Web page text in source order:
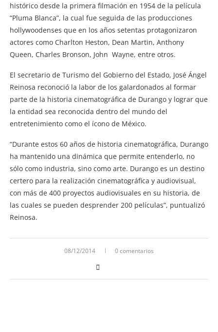
histórico desde la primera filmación en 1954 de la película
“Pluma Blanca”, la cual fue seguida de las producciones
hollywoodenses que en los años setentas protagonizaron
actores como Charlton Heston, Dean Martin, Anthony
Queen, Charles Bronson, John Wayne, entre otros.
El secretario de Turismo del Gobierno del Estado, José Ángel
Reinosa reconoció la labor de los galardonados al formar
parte de la historia cinematográfica de Durango y lograr que
la entidad sea reconocida dentro del mundo del
entretenimiento como el ícono de México.
“Durante estos 60 años de historia cinematográfica, Durango
ha mantenido una dinámica que permite entenderlo, no
sólo como industria, sino como arte. Durango es un destino
certero para la realización cinematográfica y audiovisual,
con más de 400 proyectos audiovisuales en su historia, de
las cuales se pueden desprender 200 películas”, puntualizó
Reinosa.
08/12/2014 0 comentarios